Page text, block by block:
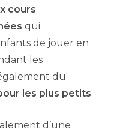
cours
qui
de jouer en
les
du
les plus petits.
d’une